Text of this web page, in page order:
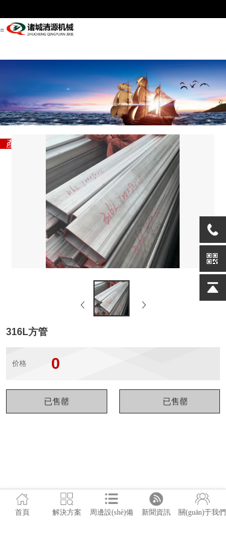
=
產(chǎn)品展示
企業(yè)資訊
聯(lián)系我們
首頁
產(chǎn)品展示
企業(yè)資訊
聯(lián)系我們
專注自動(dòng)化生產
(chǎn)線設(shè)備
“自動(dòng)化信息化智能制造”解決方案專家
316L方管
价格 0
首頁 解決方案 周邊設(shè)備 新聞資訊 關(guān)于我們